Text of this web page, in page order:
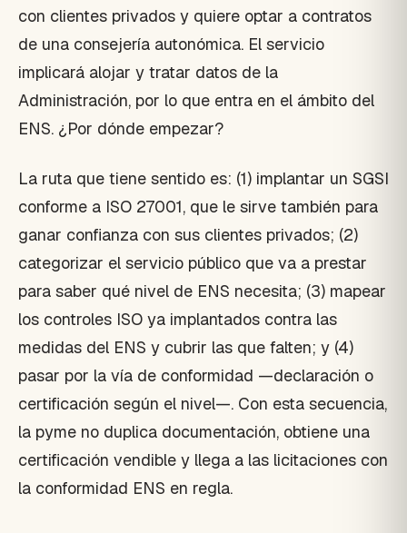
con clientes privados y quiere optar a contratos
de una consejería autonómica. El servicio
implicará alojar y tratar datos de la
Administración, por lo que entra en el ámbito del
ENS. ¿Por dónde empezar?
La ruta que tiene sentido es: (1) implantar un SGSI
conforme a ISO 27001, que le sirve también para
ganar confianza con sus clientes privados; (2)
categorizar el servicio público que va a prestar
para saber qué nivel de ENS necesita; (3) mapear
los controles ISO ya implantados contra las
medidas del ENS y cubrir las que falten; y (4)
pasar por la vía de conformidad —declaración o
certificación según el nivel—. Con esta secuencia,
la pyme no duplica documentación, obtiene una
certificación vendible y llega a las licitaciones con
la conformidad ENS en regla.